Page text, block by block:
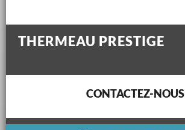
THERMEAU PRESTIGE
CONTACTEZ-NOUS